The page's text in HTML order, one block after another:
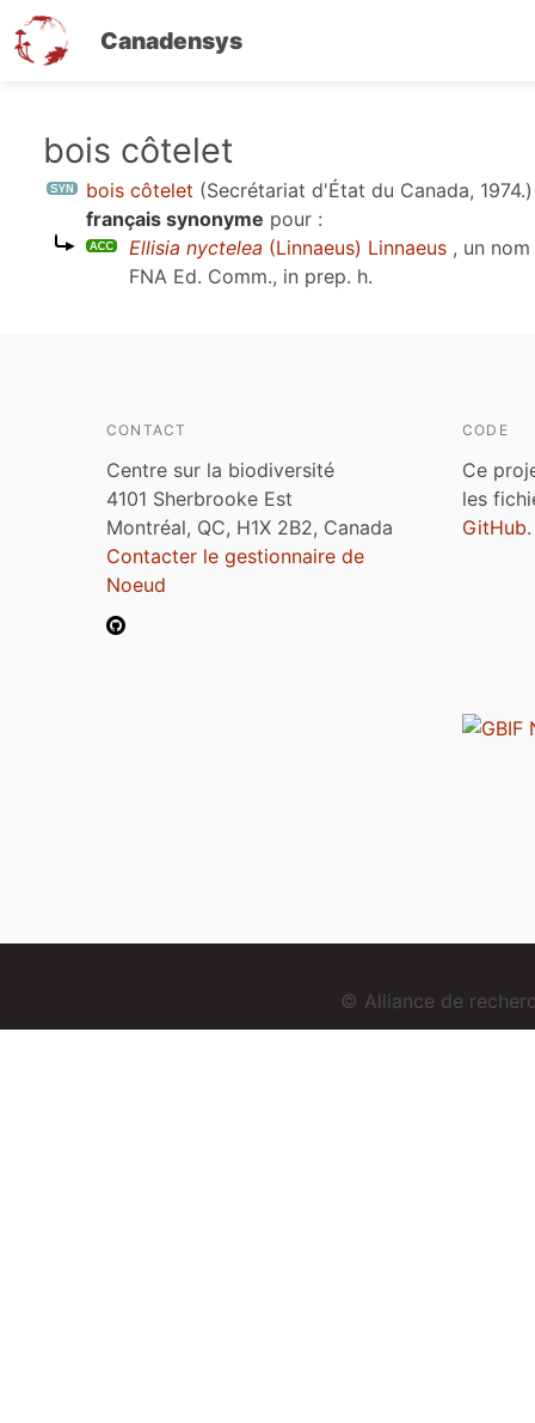
Canadensys
contenu
bois côtelet
bois côtelet (Secrétariat d'État du Canada, 1974.)
français synonyme pour :
Ellisia nyctelea (Linnaeus) Linnaeus , un
FNA Ed. Comm., in prep. h.
CONTACT
Centre sur la biodiversité
4101 Sherbrooke Est
Montréal, QC, H1X 2B2, Canada
Contacter le gestionnaire de
Noeud
CODE
Ce
les
GitHub.
© Alliance de